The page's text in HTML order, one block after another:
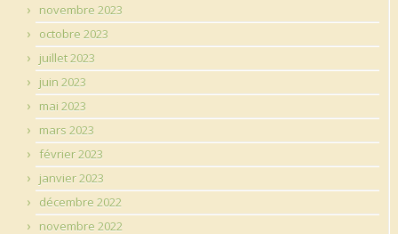
novembre 2023
octobre 2023
juillet 2023
juin 2023
mai 2023
mars 2023
février 2023
janvier 2023
décembre 2022
novembre 2022